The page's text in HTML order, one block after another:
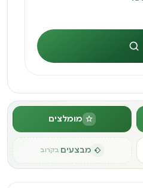
חיפוש
מומלצים
מבצעים בקרוב